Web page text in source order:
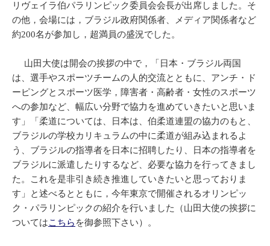
リヴェイラ伯パラリンピック委員会会長が出席しました。そ
の他，会場には，ブラジル政府関係者、メディア関係者など
約200名が参加し，超満員の盛況でした。
山田大使は開会の挨拶の中で，「日本・ブラジル両国
は、選手やスポーツチームの人的交流とともに、アンチ・ド
ーピングとスポーツ医学，障害者・高齢者・女性のスポーツ
への参加など、幅広い分野で協力を進めていきたいと思いま
す」「柔道については、日本は、伯柔道連盟の協力のもと、
ブラジルの学校カリキュラムの中に柔道が組み込まれるよ
う、ブラジルの指導者を日本に招聘したり、日本の指導者を
ブラジルに派遣したりするなど、必要な協力を行ってきまし
た。これを是非引き続き推進していきたいと思っておりま
す」と述べるとともに，今年東京で開催されるオリンピッ
ク・パラリンピックの紹介を行いました（山田大使の挨拶に
ついてはこちら を御参照下さい）。